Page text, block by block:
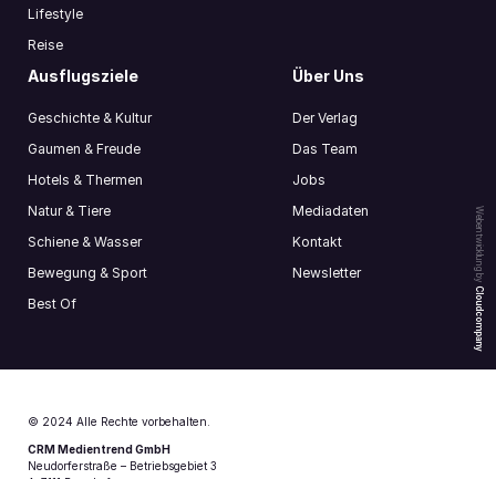
Webentwicklung by
Cloudcompany
Lifestyle
Reise
Ausflugsziele
Geschichte & Kultur
Gaumen & Freude
Hotels & Thermen
Natur & Tiere
Schiene & Wasser
Bewegung & Sport
Best Of
Über Uns
Der Verlag
Das Team
Jobs
Mediadaten
Kontakt
Newsletter
© 2024 Alle Rechte vorbehalten.
CRM Medientrend GmbH
Neudorferstraße – Betriebsgebiet 3